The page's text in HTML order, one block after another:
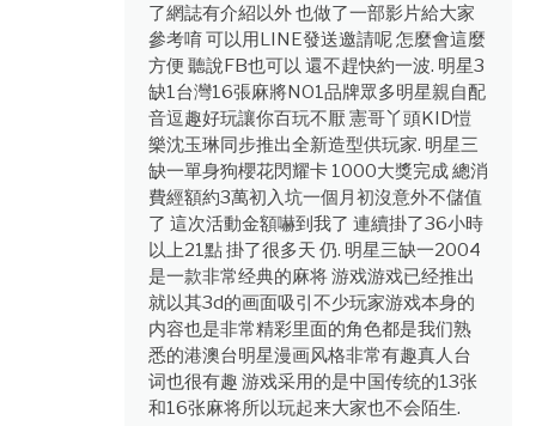
了網誌有介紹以外 也做了一部影片給大家
參考唷 可以用LINE發送邀請呢 怎麼會這麼
方便 聽說FB也可以 還不趕快約一波. 明星3
缺1台灣16張麻將NO1品牌眾多明星親自配
音逗趣好玩讓你百玩不厭 憲哥丫頭KID愷
樂沈玉琳同步推出全新造型供玩家. 明星三
缺一單身狗櫻花閃耀卡 1000大獎完成 總消
費經額約3萬初入坑一個月初沒意外不儲值
了 這次活動金額嚇到我了 連續掛了36小時
以上21點 掛了很多天 仍. 明星三缺一2004
是一款非常经典的麻将 游戏游戏已经推出
就以其3d的画面吸引不少玩家游戏本身的
内容也是非常精彩里面的角色都是我们熟
悉的港澳台明星漫画风格非常有趣真人台
词也很有趣 游戏采用的是中国传统的13张
和16张麻将所以玩起来大家也不会陌生.